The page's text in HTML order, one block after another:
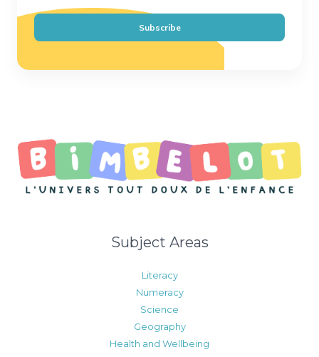
l
Subscribe
Subject Areas
Literacy
Numeracy
Science
Geography
Health and Wellbeing